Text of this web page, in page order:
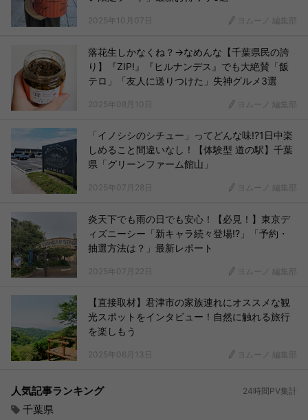
2025年10月07日 ヨムーノ 編集部
落花生しかなくね？→なめんな【千葉県民の誇
り】『ZIP!』『ヒルナンデス』でも大絶賛「飯
テロ」「友人に送りつけた」失神グルメ3選
2025年08月10日 ヨムーノ 編集部
「イノシシのシチュー」ってどんな味!?1日中楽
しめること間違いなし！【体験型 道の駅】千葉
県「グリーンファーム館山」
2025年07月28日 ヨムーノ 編集部
炎天下でも雨の日でも安心！【必見！】東京デ
ィズニーシー「新キャラ続々登場!?」「予約・
抽選方法は？」最新レポート
2025年07月22日 ヨムーノ 編集部
【直接取材】君津市の家族連れにオススメな観
光スポットをインタビュー！自然に触れる旅行
を楽しもう
2025年06月13日 ヨムーノ 編集部
人気記事ランキング 24時間PV集計
千葉県